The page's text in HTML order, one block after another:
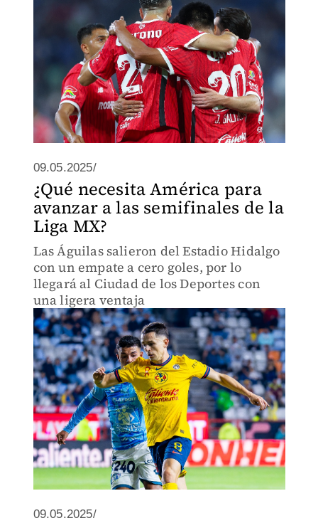
09.05.2025/
¿Qué necesita América para
avanzar a las semifinales de la
Liga MX?
Las Águilas salieron del Estadio Hidalgo
con un empate a cero goles, por lo
llegará al Ciudad de los Deportes con
una ligera ventaja
09.05.2025/